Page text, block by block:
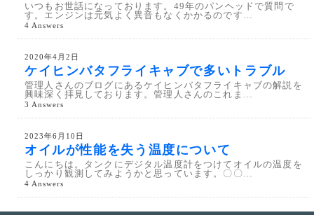
いつもお世話になっております。49年のパンヘッドで質問で
す。エンジンは元気よく異音もなくかかるのです…
4 Answers
2020年4月2日
ケイヒンバタフライキャブで多いトラブル
管理人さんのブログにあるケイヒンバタフライキャブの解説を
興味深く拝見しております。管理人さんのこれま…
3 Answers
2023年6月10日
オイルが性能を失う温度について
こんにちは。タンクにデジタル温度計をつけてオイルの温度を
しっかり観測してみようかと思っています。〇〇…
4 Answers